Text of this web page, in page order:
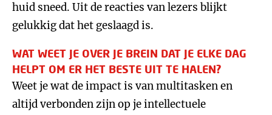
huid sneed. Uit de reacties van lezers blijkt
gelukkig dat het geslaagd is.
WAT WEET JE OVER JE BREIN DAT JE ELKE DAG
HELPT OM ER HET BESTE UIT TE HALEN?
Weet je wat de impact is van multitasken en
altijd verbonden zijn op je intellectuele